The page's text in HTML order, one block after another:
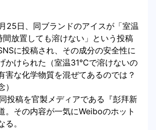
25日、同ブランドのアイスが「室温
放置しても溶けない」という投稿
に投稿され、その成分の安全性に
かけられた（室温31℃で溶けないの
害な化学物質を混ぜてあるのでは？
投稿を官製メディアである『彭拜新
。その内容が一気にWeiboのホット
る。